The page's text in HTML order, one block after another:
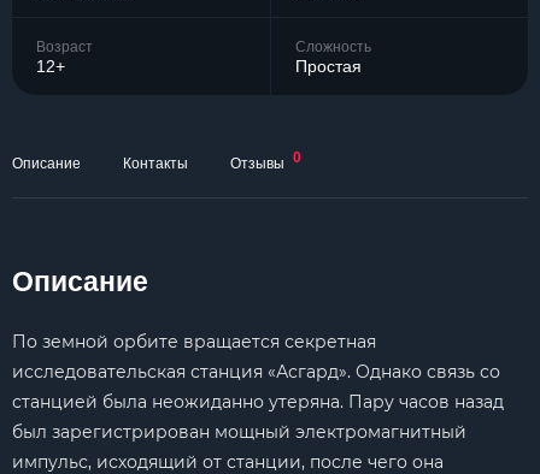
Возраст
12+
Сложность
Простая
Описание Контакты Отзывы 0
Описание
По земной орбите вращается секретная
исследовательская станция «Асгард». Однако связь со
станцией была неожиданно утеряна. Пару часов назад
был зарегистрирован мощный электромагнитный
импульс, исходящий от станции, после чего она